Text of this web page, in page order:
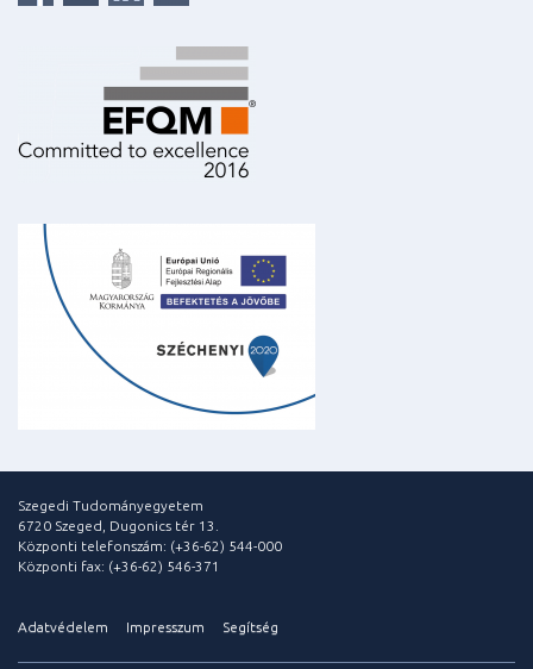
Szegedi Tudományegyetem
6720 Szeged, Dugonics tér 13.
Központi telefonszám: (+36-62) 544-000
Központi fax: (+36-62) 546-371
Adatvédelem Impresszum Segítség